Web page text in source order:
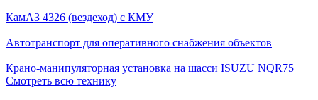
КамАЗ 4326 (вездеход) с КМУ
Автотранспорт для оперативного снабжения объектов
Крано-манипуляторная установка на шасси ISUZU NQR75
Смотреть всю технику